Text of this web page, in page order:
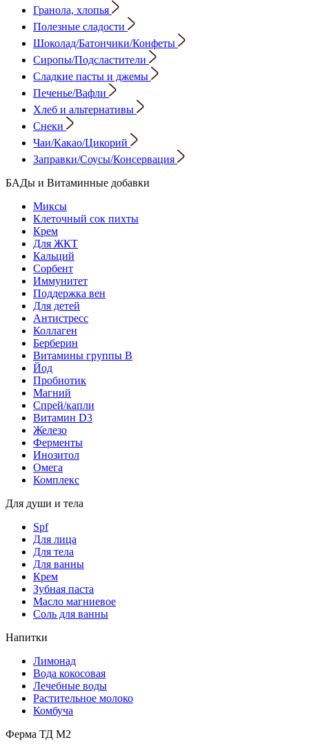
Гранола, хлопья
Полезные сладости
Шоколад/Батончики/Конфеты
Сиропы/Подсластители
Сладкие пасты и джемы
Печенье/Вафли
Хлеб и альтернативы
Снеки
Чаи/Какао/Цикорий
Заправки/Соусы/Консервация
БАДы и Витаминные добавки
Миксы
Клеточный сок пихты
Крем
Для ЖКТ
Кальций
Сорбент
Иммунитет
Поддержка вен
Для детей
Антистресс
Коллаген
Берберин
Витамины группы B
Йод
Пробиотик
Магний
Спрей/капли
Витамин D3
Железо
Ферменты
Инозитол
Омега
Комплекс
Для души и тела
Spf
Для лица
Для тела
Для ванны
Крем
Зубная паста
Масло магниевое
Соль для ванны
Напитки
Лимонад
Вода кокосовая
Лечебные воды
Растительное молоко
Комбуча
Ферма ТД М2